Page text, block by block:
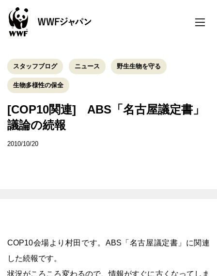
toggle
スタッフブログ ニュース 野生生物を守る
生物多様性の保全
[COP10関連] ABS「名古屋議定書」
議論の続報
2010/10/20
COP10会場より村田です。ABS「名古屋議定書」に関連
した続報です。
状況がころころ変わるので、情報がすぐに古くなってしま